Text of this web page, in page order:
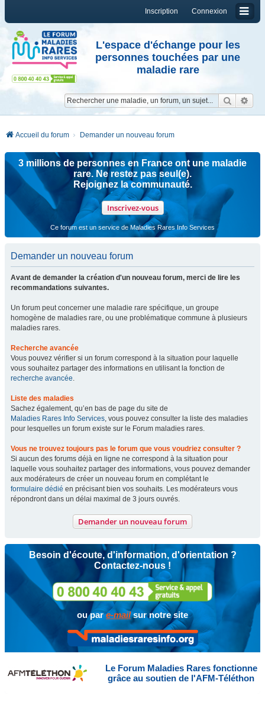
Connexion
Inscription
L'espace d'échange pour les
personnes touchées par une
maladie rare
Accueil du forum Demander un nouveau forum
3 millions de personnes en France ont une maladie
rare. Ne restez pas seul(e).
Rejoignez la communauté.
Inscrivez-vous
Ce forum est un service de Maladies Rares Info Services
Demander un nouveau forum
Avant de demander la création d'un nouveau forum, merci de lire les
recommandations suivantes.
Un forum peut concerner une maladie rare spécifique, un groupe
homogène de maladies rare, ou une problématique commune à plusieurs
maladies rares.
Recherche avancée
Vous pouvez vérifier si un forum correspond à la situation pour laquelle
vous souhaitez partager des informations en utilisant la fonction de
recherche avancée.
Liste des maladies
Sachez également, qu’en bas de page du site de
Maladies Rares Info Services, vous pouvez consulter la liste des maladies
pour lesquelles un forum existe sur le Forum maladies rares.
Vous ne trouvez toujours pas le forum que vous voudriez consulter ?
Si aucun des forums déjà en ligne ne correspond à la situation pour
laquelle vous souhaitez partager des informations, vous pouvez demander
aux modérateurs de créer un nouveau forum en complétant le
formulaire dédié en précisant bien vos souhaits. Les modérateurs vous
répondront dans un délai maximal de 3 jours ouvrés.
Demander un nouveau forum
Besoin d'écoute, d'information, d'orientation ?
Contactez-nous !
ou pare-mailsur notre site
Le Forum Maladies Rares fonctionne
grâce au soutien de l'AFM-Téléthon